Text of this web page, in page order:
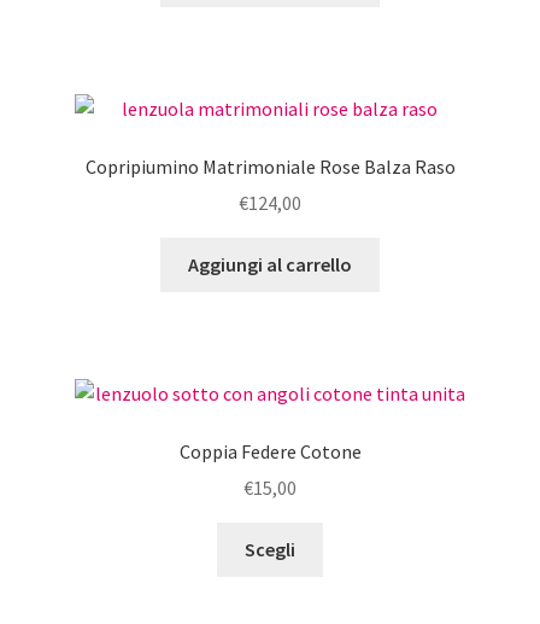
Copripiumino Matrimoniale Rose Balza Raso
€124,00
Aggiungi al carrello
Coppia Federe Cotone
€15,00
Scegli